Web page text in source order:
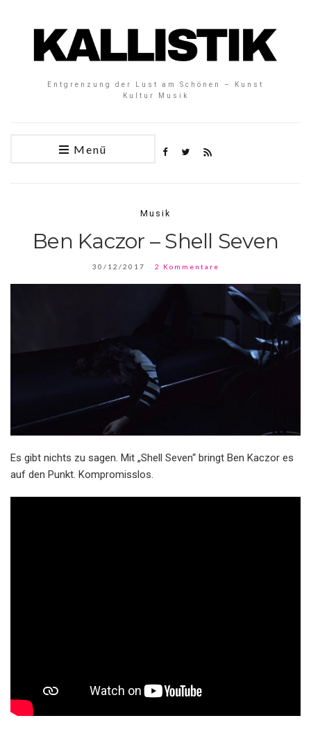
Entgrenzung der Lust am Schönen – Kunst
Kultur Musik
Menü
Musik
Ben Kaczor – Shell Seven
30/12/2017 2 Kommentare
Es gibt nichts zu sagen. Mit „Shell Seven“ bringt Ben Kaczor es
auf den Punkt. Kompromisslos.